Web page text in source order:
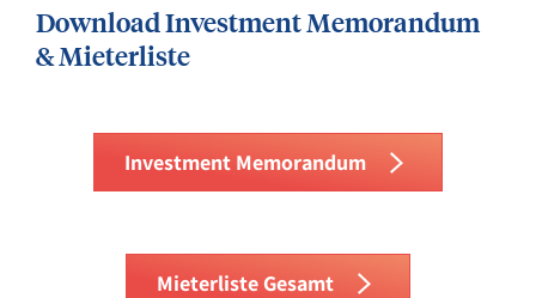
Download Investment Memorandum
& Mieterliste
Investment Memorandum
Mieterliste Gesamt